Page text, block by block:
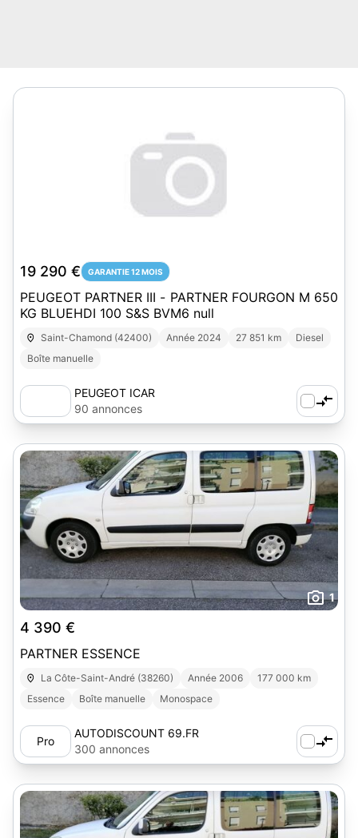
19 290 € GARANTIE 12 MOIS
PEUGEOT PARTNER III - PARTNER FOURGON M 650
KG BLUEHDI 100 S&S BVM6 null
Saint-Chamond (42400) Année 2024 27 851 km
Diesel
Boîte manuelle
PEUGEOT ICAR
90 annonces
1
4 390 €
PARTNER ESSENCE
La Côte-Saint-André (38260) Année 2006
177 000 km
Essence
Boîte manuelle Monospace
Pro
AUTODISCOUNT 69.FR
300 annonces